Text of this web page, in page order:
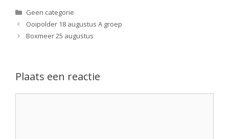
Categorieën
Geen categorie
Ooipolder 18 augustus A groep
Boxmeer 25 augustus
Plaats een reactie